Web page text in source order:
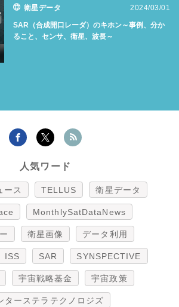
衛星データ 2024/03/01
SAR（合成開口レーダ）のキホン～事例、分か
ること、センサ、衛星、波長～
人気ワード
ース TELLUS 衛星データ
MonthlySatDataNews
衛星画像 データ利用
ISS SAR SYNSPECTIVE
宇宙戦略基金 宇宙政策
ターステラテクノロジズ